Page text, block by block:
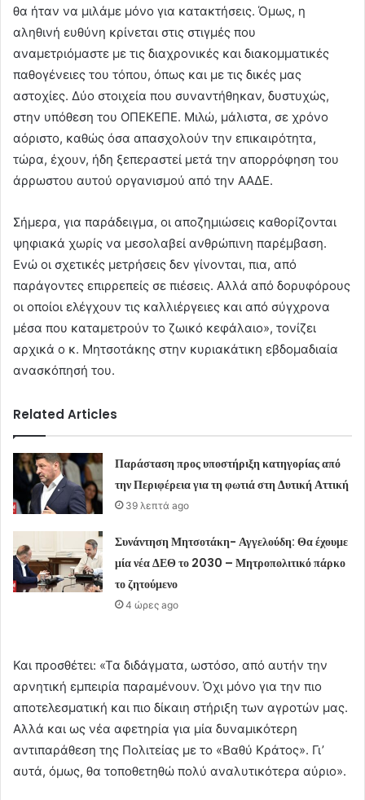
θα ήταν να μιλάμε μόνο για κατακτήσεις. Όμως, η
αληθινή ευθύνη κρίνεται στις στιγμές που
αναμετριόμαστε με τις διαχρονικές και διακομματικές
παθογένειες του τόπου, όπως και με τις δικές μας
αστοχίες. Δύο στοιχεία που συναντήθηκαν, δυστυχώς,
στην υπόθεση του ΟΠΕΚΕΠΕ. Μιλώ, μάλιστα, σε χρόνο
αόριστο, καθώς όσα απασχολούν την επικαιρότητα,
τώρα, έχουν, ήδη ξεπεραστεί μετά την απορρόφηση του
άρρωστου αυτού οργανισμού από την ΑΑΔΕ.
Σήμερα, για παράδειγμα, οι αποζημιώσεις καθορίζονται
ψηφιακά χωρίς να μεσολαβεί ανθρώπινη παρέμβαση.
Ενώ οι σχετικές μετρήσεις δεν γίνονται, πια, από
παράγοντες επιρρεπείς σε πιέσεις. Αλλά από δορυφόρους
οι οποίοι ελέγχουν τις καλλιέργειες και από σύγχρονα
μέσα που καταμετρούν το ζωικό κεφάλαιο», τονίζει
αρχικά ο κ. Μητσοτάκης στην κυριακάτικη εβδομαδιαία
ανασκόπησή του.
Related Articles
Παράσταση προς υποστήριξη κατηγορίας από
την Περιφέρεια για τη φωτιά στη Δυτική Αττική
39 λεπτά ago
Συνάντηση Μητσοτάκη- Αγγελούδη: Θα έχουμε
μία νέα ΔΕΘ το 2030 – Μητροπολιτικό πάρκο
το ζητούμενο
4 ώρες ago
Και προσθέτει: «Τα διδάγματα, ωστόσο, από αυτήν την
αρνητική εμπειρία παραμένουν. Όχι μόνο για την πιο
αποτελεσματική και πιο δίκαιη στήριξη των αγροτών μας.
Αλλά και ως νέα αφετηρία για μία δυναμικότερη
αντιπαράθεση της Πολιτείας με το «Βαθύ Κράτος». Γι’
αυτά, όμως, θα τοποθετηθώ πολύ αναλυτικότερα αύριο».